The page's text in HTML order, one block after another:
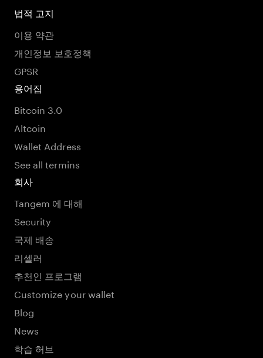
법적 고지
이용 약관
개인정보 보호정책
GPSR
용어집
Bitcoin 3.0
Altcoin
Wallet Address
See all termins
회사
Tangem 에 대해
Security
국제 배송
리셀러
추천인 프로그램
Customize your wallet
Blog
News
학습 허브